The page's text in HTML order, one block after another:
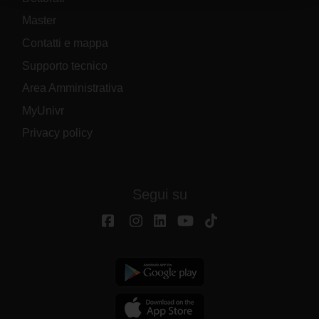
Master
Contatti e mappa
Supporto tecnico
Area Amministrativa
MyUnivr
Privacy policy
Segui su